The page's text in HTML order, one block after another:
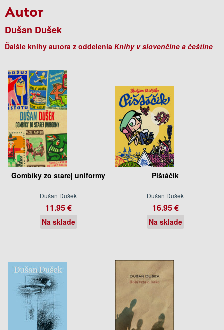
Autor
Dušan Dušek
Ďalšie knihy autora z oddelenia Knihy v slovenčine a češtine
Gombíky zo starej uniformy
Dušan Dušek
11.95 €
Na sklade
Pištáčik
Dušan Dušek
16.95 €
Na sklade